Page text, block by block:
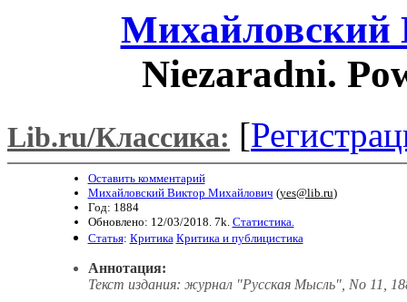
Михайловский
Niezaradni.
Lib.ru/Классика: [
Оставить комментарий
Михайловский Виктор Михайлович (yes@lib.ru)
Год: 1884
Обновлено: 12/03/2018. 7k. Статистика.
Статья: Критика Критика и публицистика
Аннотация:
Текст издания: журнал "Русская Мысль", No 11,